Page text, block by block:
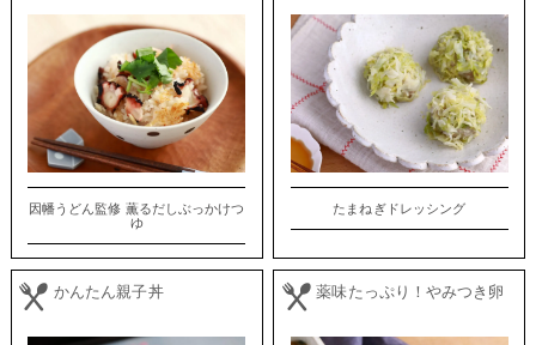
因幡うどん監修 薫るだしぶっかけつ
ゆ
たまねぎドレッシング
かんたん親子丼 薬味たっぷり！やみつき卵